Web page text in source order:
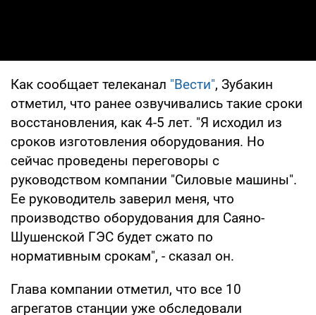
Как сообщает телеканал "Вести", Зубакин
отметил, что ранее озвучивались такие сроки
восстановления, как 4-5 лет. "Я исходил из
сроков изготовления оборудования. Но
сейчас проведены переговоры с
руководством компании "Силовые машины".
Ее руководитель заверил меня, что
производство оборудования для Саяно-
Шушенской ГЭС будет сжато по
нормативным срокам", - сказал он.
Глава компании отметил, что все 10
агрегатов станции уже обследовали